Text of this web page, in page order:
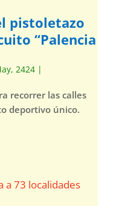
pistoletazo
“Palencia
2424|
recorrer las calles
deportivo único.